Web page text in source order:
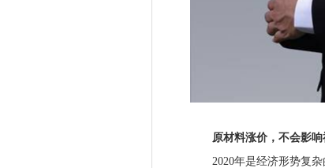
原材料涨价，不会影响
2020年是经济形势复杂